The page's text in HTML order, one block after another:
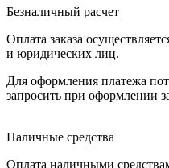
Безналичный расчет
Оплата заказа
и юридических лиц.
Для оформления платежа
запросить при оформлении
Наличные средства
Оплата наличными